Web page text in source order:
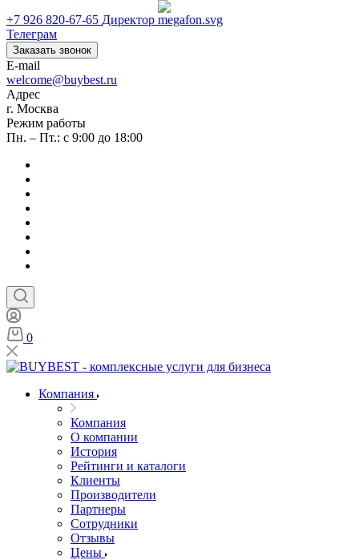
+7 926 820-67-65 Директор
Телеграм
Заказать звонок
E-mail
welcome@buybest.ru
Адрес
г. Москва
Режим работы
Пн. – Пт.: с 9:00 до 18:00
0
Компания
Компания
О компании
История
Рейтинги и каталоги
Клиенты
Производители
Партнеры
Сотрудники
Отзывы
Цены